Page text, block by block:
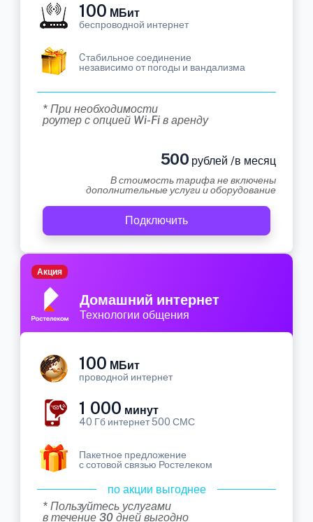
100 МБит
беспроводной интернет
Cтабильное соединение
независимо от погоды и вандализма
* При необходимости
роутер с опцией Wi-Fi в аренду
500 рублей /в месяц
В стоимость тарифа не включены
дополнительные услуги и оборудование
Подключить
Домашний интернет
Технологии общения
Акция
100 МБит
проводной интернет
1 000 минут
40 Гб интернет 500 СМС
Пакетное предложение
с сотовой связью Ростелеком
по акции выгоднее
* Пользуйтесь услугами
в течение 30 дней выгодно